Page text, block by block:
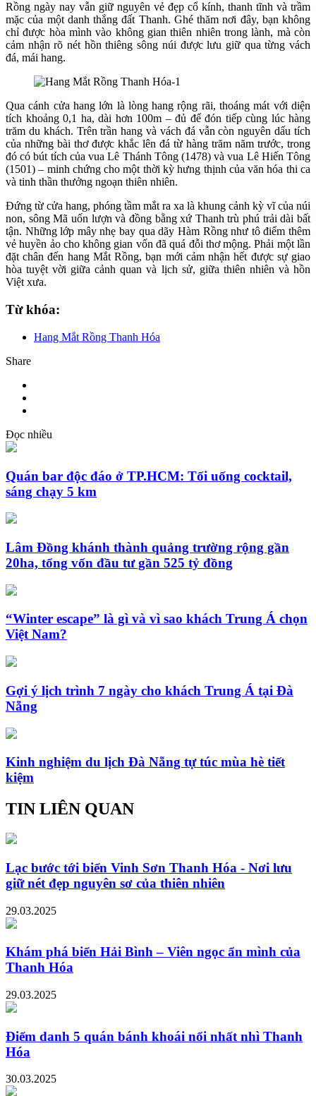
Rồng ngày nay vẫn giữ nguyên vẻ đẹp cổ kính, thanh tĩnh và trầm
mặc của một danh thắng đất Thanh. Ghé thăm nơi đây, bạn không
chỉ được hòa mình vào không gian thiên nhiên trong lành, mà còn
cảm nhận rõ nét hồn thiêng sông núi được lưu giữ qua từng vách
đá, mái hang.
Qua cánh cửa hang lớn là lòng hang rộng rãi, thoáng mát với diện
tích khoảng 0,1 ha, dài hơn 100m – đủ để đón tiếp cùng lúc hàng
trăm du khách. Trên trần hang và vách đá vẫn còn nguyên dấu tích
của những bài thơ được khắc lên đá từ hàng trăm năm trước, trong
đó có bút tích của vua Lê Thánh Tông (1478) và vua Lê Hiến Tông
(1501) – minh chứng cho một thời kỳ hưng thịnh của văn hóa thi ca
và tinh thần thưởng ngoạn thiên nhiên.
Đứng từ cửa hang, phóng tầm mắt ra xa là khung cảnh kỳ vĩ của núi
non, sông Mã uốn lượn và đồng bằng xứ Thanh trù phú trải dài bất
tận. Những lớp mây nhẹ bay qua dãy Hàm Rồng như tô điểm thêm
vẻ huyền ảo cho không gian vốn đã quá đỗi thơ mộng. Phải một lần
đặt chân đến hang Mắt Rồng, bạn mới cảm nhận hết được sự giao
hòa tuyệt vời giữa cảnh quan và lịch sử, giữa thiên nhiên và hồn
Việt xưa.
Từ khóa:
Hang Mắt Rồng Thanh Hóa
Share
Đọc nhiều
Quán bar độc đáo ở TP.HCM: Tối uống cocktail,
sáng chạy 5 km
Lâm Đồng khánh thành quảng trường rộng gần
20ha, tổng vốn đầu tư gần 525 tỷ đồng
“Winter escape” là gì và vì sao khách Trung Á chọn
Việt Nam?
Gợi ý lịch trình 7 ngày cho khách Trung Á tại Đà
Nẵng
Kinh nghiệm du lịch Đà Nẵng tự túc mùa hè tiết
kiệm
TIN LIÊN QUAN
Lạc bước tới biển Vinh Sơn Thanh Hóa - Nơi lưu
giữ nét đẹp nguyên sơ của thiên nhiên
29.03.2025
Khám phá biển Hải Bình – Viên ngọc ẩn mình của
Thanh Hóa
29.03.2025
Điểm danh 5 quán bánh khoái nổi nhất nhì Thanh
Hóa
30.03.2025